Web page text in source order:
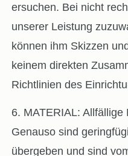
ersuchen. Bei nicht
unserer Leistung
können ihm Skizzen
keinem direkten
Richtlinien des
6. MATERIAL:
Genauso sind
übergeben und sind